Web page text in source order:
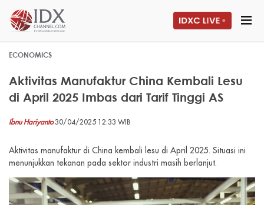
ECONOMICS
Aktivitas Manufaktur China Kembali Lesu
di April 2025 Imbas dari Tarif Tinggi AS
Ibnu Hariyanto30/04/2025 12:33 WIB
Aktivitas manufaktur di China kembali lesu di April 2025. Situasi ini
menunjukkan tekanan pada sektor industri masih berlanjut.